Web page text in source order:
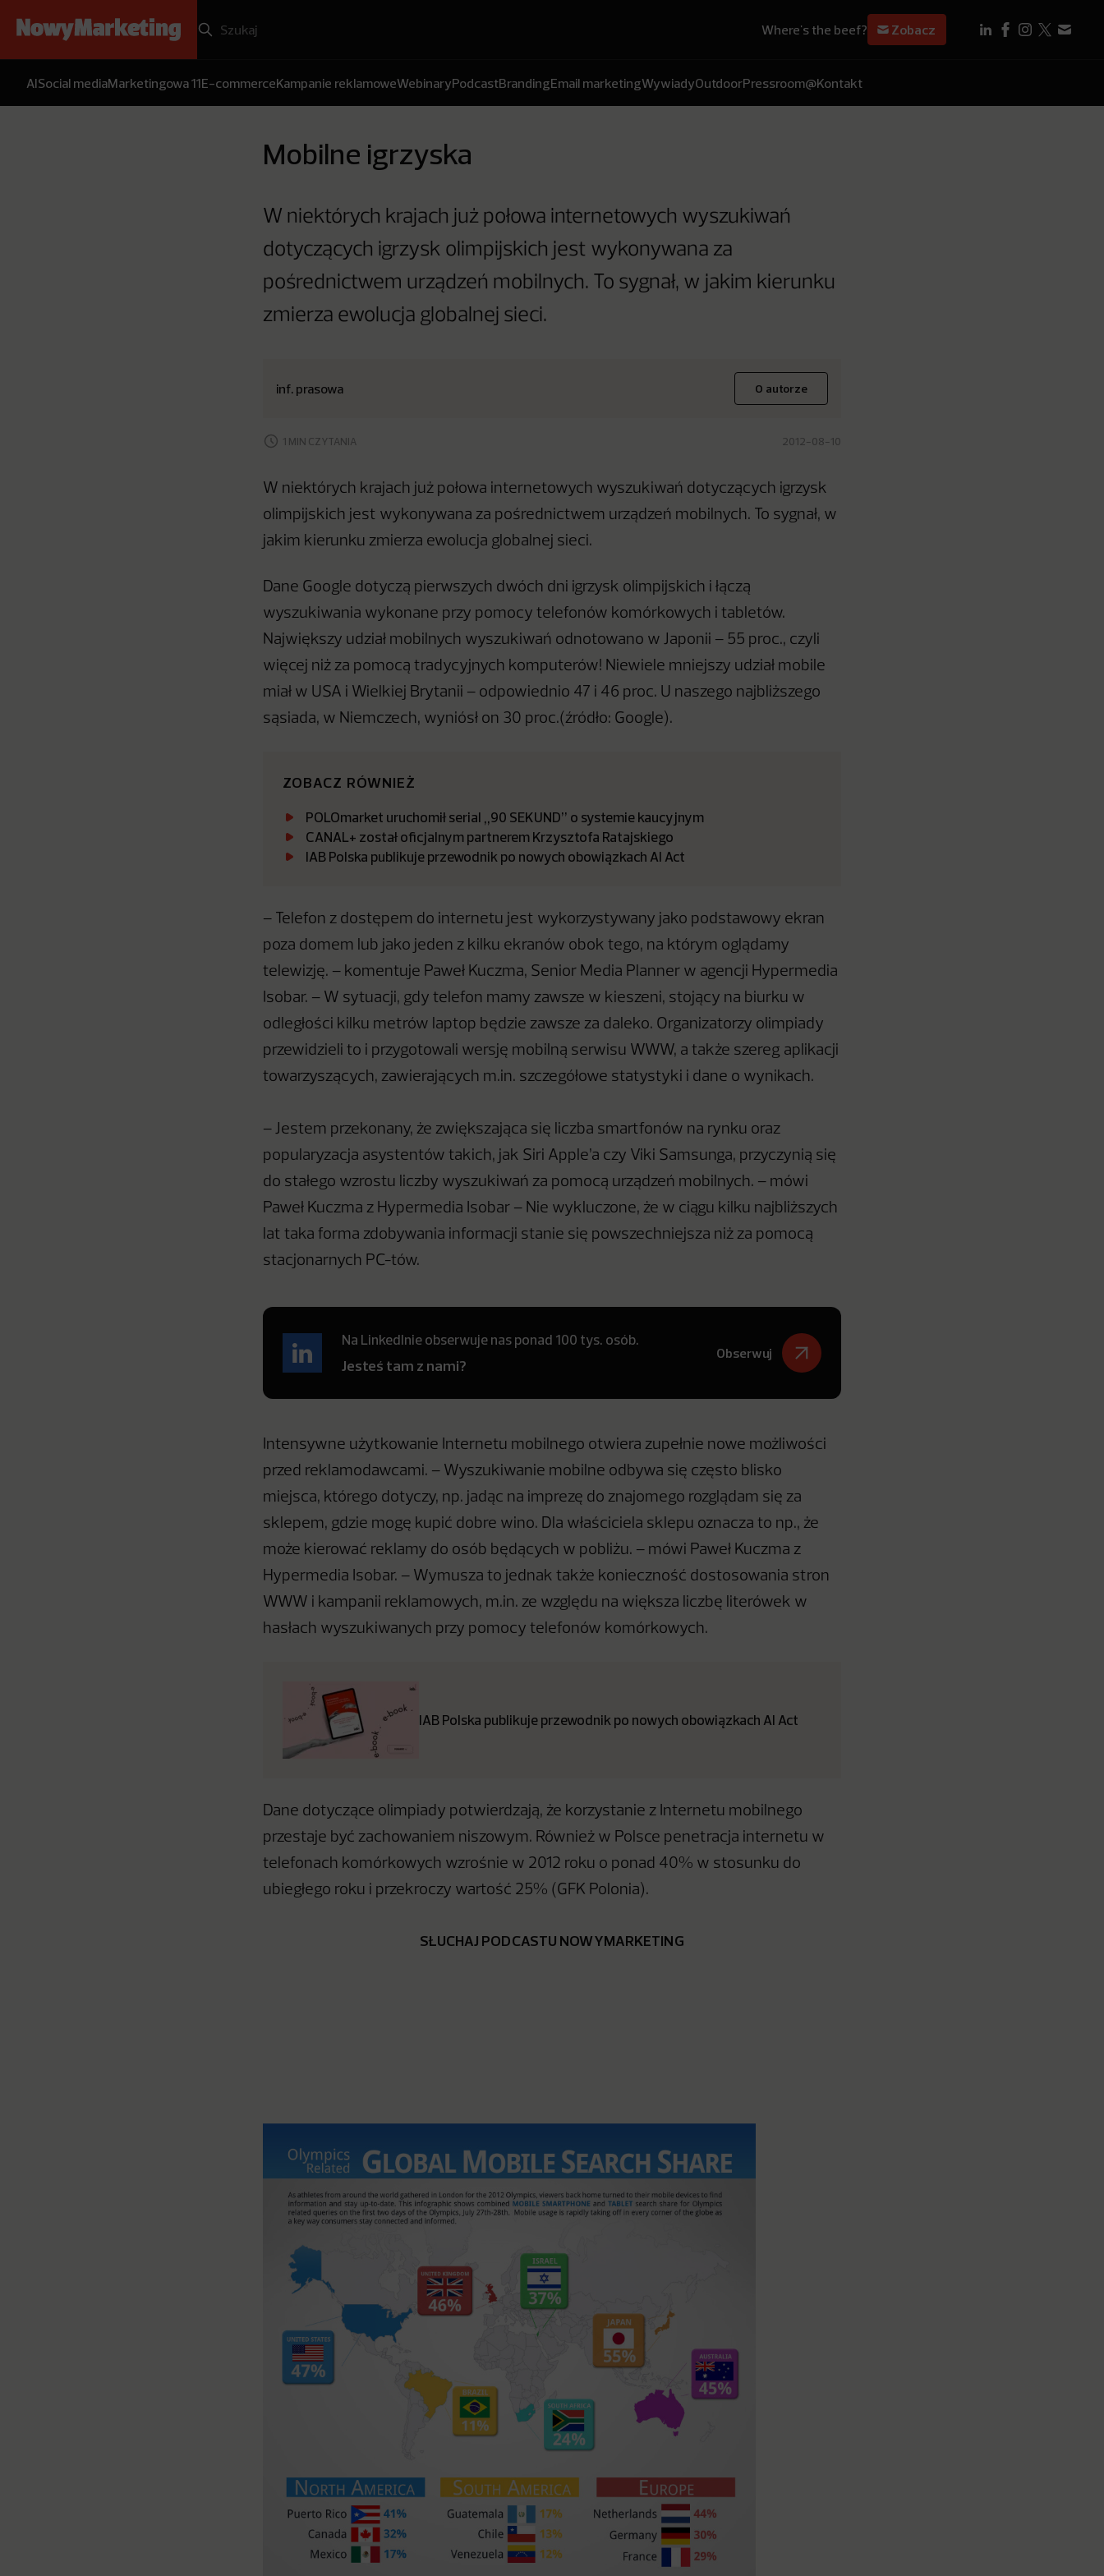
Where's the beef? Zobacz
AISocial mediaMarketingowa 11E-commerceKampanie reklamoweWebinaryPodcastBrandingEmail marketingWywiadyOutdoorPressroom@Kontakt
Mobilne igrzyska
W niektórych krajach już połowa internetowych wyszukiwań
dotyczących igrzysk olimpijskich jest wykonywana za
pośrednictwem urządzeń mobilnych. To sygnał, w jakim kierunku
zmierza ewolucja globalnej sieci.
inf. prasowa O autorze
1 MIN CZYTANIA 2012-08-10
W niektórych krajach już połowa internetowych wyszukiwań dotyczących igrzysk
olimpijskich jest wykonywana za pośrednictwem urządzeń mobilnych. To sygnał, w
jakim kierunku zmierza ewolucja globalnej sieci.
Dane Google dotyczą pierwszych dwóch dni igrzysk olimpijskich i łączą
wyszukiwania wykonane przy pomocy telefonów komórkowych i tabletów.
Największy udział mobilnych wyszukiwań odnotowano w Japonii – 55 proc., czyli
więcej niż za pomocą tradycyjnych komputerów! Niewiele mniejszy udział mobile
miał w USA i Wielkiej Brytanii – odpowiednio 47 i 46 proc. U naszego najbliższego
sąsiada, w Niemczech, wyniósł on 30 proc.(źródło: Google).
ZOBACZ RÓWNIEŻ
POLOmarket uruchomił serial „90 SEKUND” o systemie kaucyjnym
CANAL+ został oficjalnym partnerem Krzysztofa Ratajskiego
IAB Polska publikuje przewodnik po nowych obowiązkach AI Act
– Telefon z dostępem do internetu jest wykorzystywany jako podstawowy ekran
poza domem lub jako jeden z kilku ekranów obok tego, na którym oglądamy
telewizję. – komentuje Paweł Kuczma, Senior Media Planner w agencji Hypermedia
Isobar. – W sytuacji, gdy telefon mamy zawsze w kieszeni, stojący na biurku w
odległości kilku metrów laptop będzie zawsze za daleko. Organizatorzy olimpiady
przewidzieli to i przygotowali wersję mobilną serwisu WWW, a także szereg aplikacji
towarzyszących, zawierających m.in. szczegółowe statystyki i dane o wynikach.
– Jestem przekonany, że zwiększająca się liczba smartfonów na rynku oraz
popularyzacja asystentów takich, jak Siri Apple’a czy Viki Samsunga, przyczynią się
do stałego wzrostu liczby wyszukiwań za pomocą urządzeń mobilnych. – mówi
Paweł Kuczma z Hypermedia Isobar – Nie wykluczone, że w ciągu kilku najbliższych
lat taka forma zdobywania informacji stanie się powszechniejsza niż za pomocą
stacjonarnych PC-tów.
Na LinkedInie obserwuje nas ponad 100 tys. osób.
Jesteś tam z nami?
Obserwuj
Intensywne użytkowanie Internetu mobilnego otwiera zupełnie nowe możliwości
przed reklamodawcami. – Wyszukiwanie mobilne odbywa się często blisko
miejsca, którego dotyczy, np. jadąc na imprezę do znajomego rozglądam się za
sklepem, gdzie mogę kupić dobre wino. Dla właściciela sklepu oznacza to np., że
może kierować reklamy do osób będących w pobliżu. – mówi Paweł Kuczma z
Hypermedia Isobar. – Wymusza to jednak także konieczność dostosowania stron
WWW i kampanii reklamowych, m.in. ze względu na większa liczbę literówek w
hasłach wyszukiwanych przy pomocy telefonów komórkowych.
IAB Polska publikuje przewodnik po nowych obowiązkach AI Act
Dane dotyczące olimpiady potwierdzają, że korzystanie z Internetu mobilnego
przestaje być zachowaniem niszowym. Również w Polsce penetracja internetu w
telefonach komórkowych wzrośnie w 2012 roku o ponad 40% w stosunku do
ubiegłego roku i przekroczy wartość 25% (GFK Polonia).
SŁUCHAJ PODCASTU NOWYMARKETING